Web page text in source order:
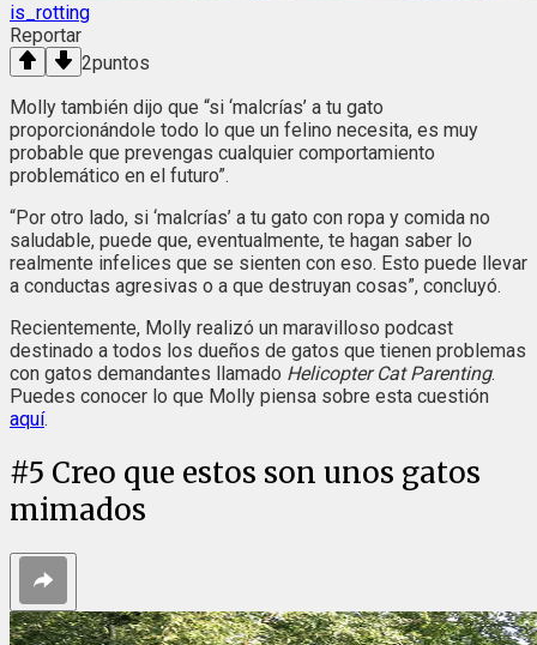
is_rotting
Reportar
2puntos
Molly también dijo que “si ‘malcrías’ a tu gato
proporcionándole todo lo que un felino necesita, es muy
probable que prevengas cualquier comportamiento
problemático en el futuro”.
“Por otro lado, si ‘malcrías’ a tu gato con ropa y comida no
saludable, puede que, eventualmente, te hagan saber lo
realmente infelices que se sienten con eso. Esto puede llevar
a conductas agresivas o a que destruyan cosas”, concluyó.
Recientemente, Molly realizó un maravilloso podcast
destinado a todos los dueños de gatos que tienen problemas
con gatos demandantes llamado Helicopter Cat Parenting.
Puedes conocer lo que Molly piensa sobre esta cuestión
aquí.
#5 Creo que estos son unos gatos
mimados